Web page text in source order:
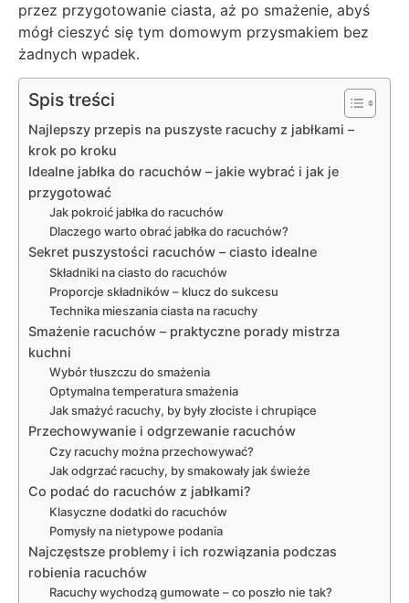
przez przygotowanie ciasta, aż po smażenie, abyś
mógł cieszyć się tym domowym przysmakiem bez
żadnych wpadek.
Spis treści
Najlepszy przepis na puszyste racuchy z jabłkami –
krok po kroku
Idealne jabłka do racuchów – jakie wybrać i jak je
przygotować
Jak pokroić jabłka do racuchów
Dlaczego warto obrać jabłka do racuchów?
Sekret puszystości racuchów – ciasto idealne
Składniki na ciasto do racuchów
Proporcje składników – klucz do sukcesu
Technika mieszania ciasta na racuchy
Smażenie racuchów – praktyczne porady mistrza
kuchni
Wybór tłuszczu do smażenia
Optymalna temperatura smażenia
Jak smażyć racuchy, by były złociste i chrupiące
Przechowywanie i odgrzewanie racuchów
Czy racuchy można przechowywać?
Jak odgrzać racuchy, by smakowały jak świeże
Co podać do racuchów z jabłkami?
Klasyczne dodatki do racuchów
Pomysły na nietypowe podania
Najczęstsze problemy i ich rozwiązania podczas
robienia racuchów
Racuchy wychodzą gumowate – co poszło nie tak?